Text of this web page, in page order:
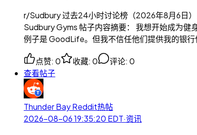
r/Sudbury 过去24小时讨论榜（2026年8月6日）
Sudbury Gyms 帖子内容摘要： 我想开始成为健
例子是 GoodLife。但我不信任他们提供我的银行
点赞: 0 收藏: 0 评论: 0
查看帖子
Thunder Bay Reddit热帖
2026-08-06 19:35:20 EDT·资讯